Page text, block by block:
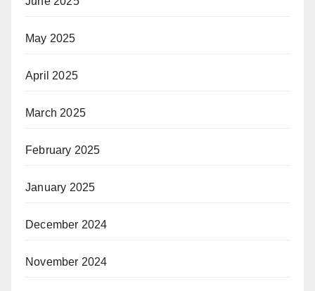
May 2025
April 2025
March 2025
February 2025
January 2025
December 2024
November 2024